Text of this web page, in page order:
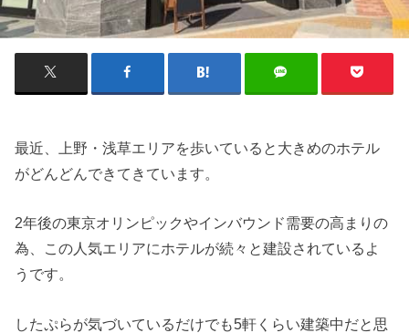
最近、上野・浅草エリアを歩いていると大きめのホテル
がどんどんできてきています。
2年後の東京オリンピックやインバウンド需要の高まりの
為、この人気エリアにホテルが続々と建設されているよ
うです。
したぷらが気づいているだけでも5軒くらい建築中だと思